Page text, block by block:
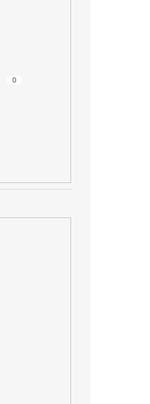
0